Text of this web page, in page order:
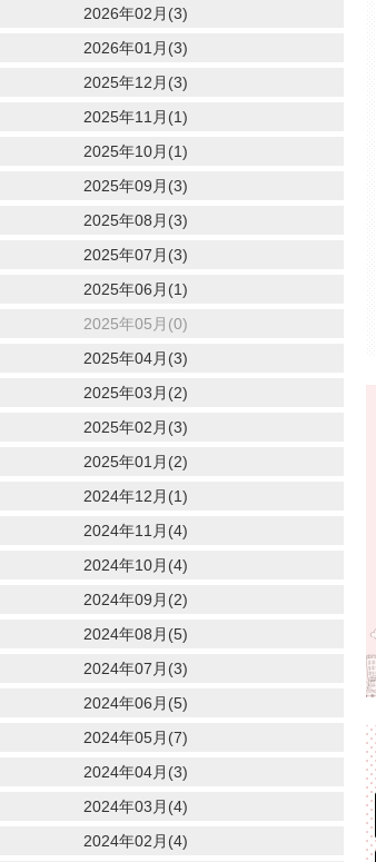
2026年02月(3)
2026年01月(3)
2025年12月(3)
2025年11月(1)
2025年10月(1)
2025年09月(3)
2025年08月(3)
2025年07月(3)
2025年06月(1)
2025年05月(0)
2025年04月(3)
2025年03月(2)
2025年02月(3)
2025年01月(2)
2024年12月(1)
2024年11月(4)
2024年10月(4)
2024年09月(2)
2024年08月(5)
2024年07月(3)
2024年06月(5)
2024年05月(7)
2024年04月(3)
2024年03月(4)
2024年02月(4)